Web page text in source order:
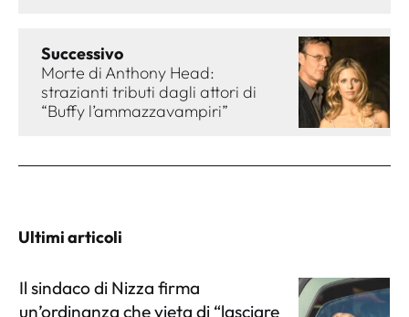
Successivo
Morte di Anthony Head:
strazianti tributi dagli attori di
“Buffy l’ammazzavampiri”
Ultimi articoli
Il sindaco di Nizza firma
un’ordinanza che vieta di “lasciare